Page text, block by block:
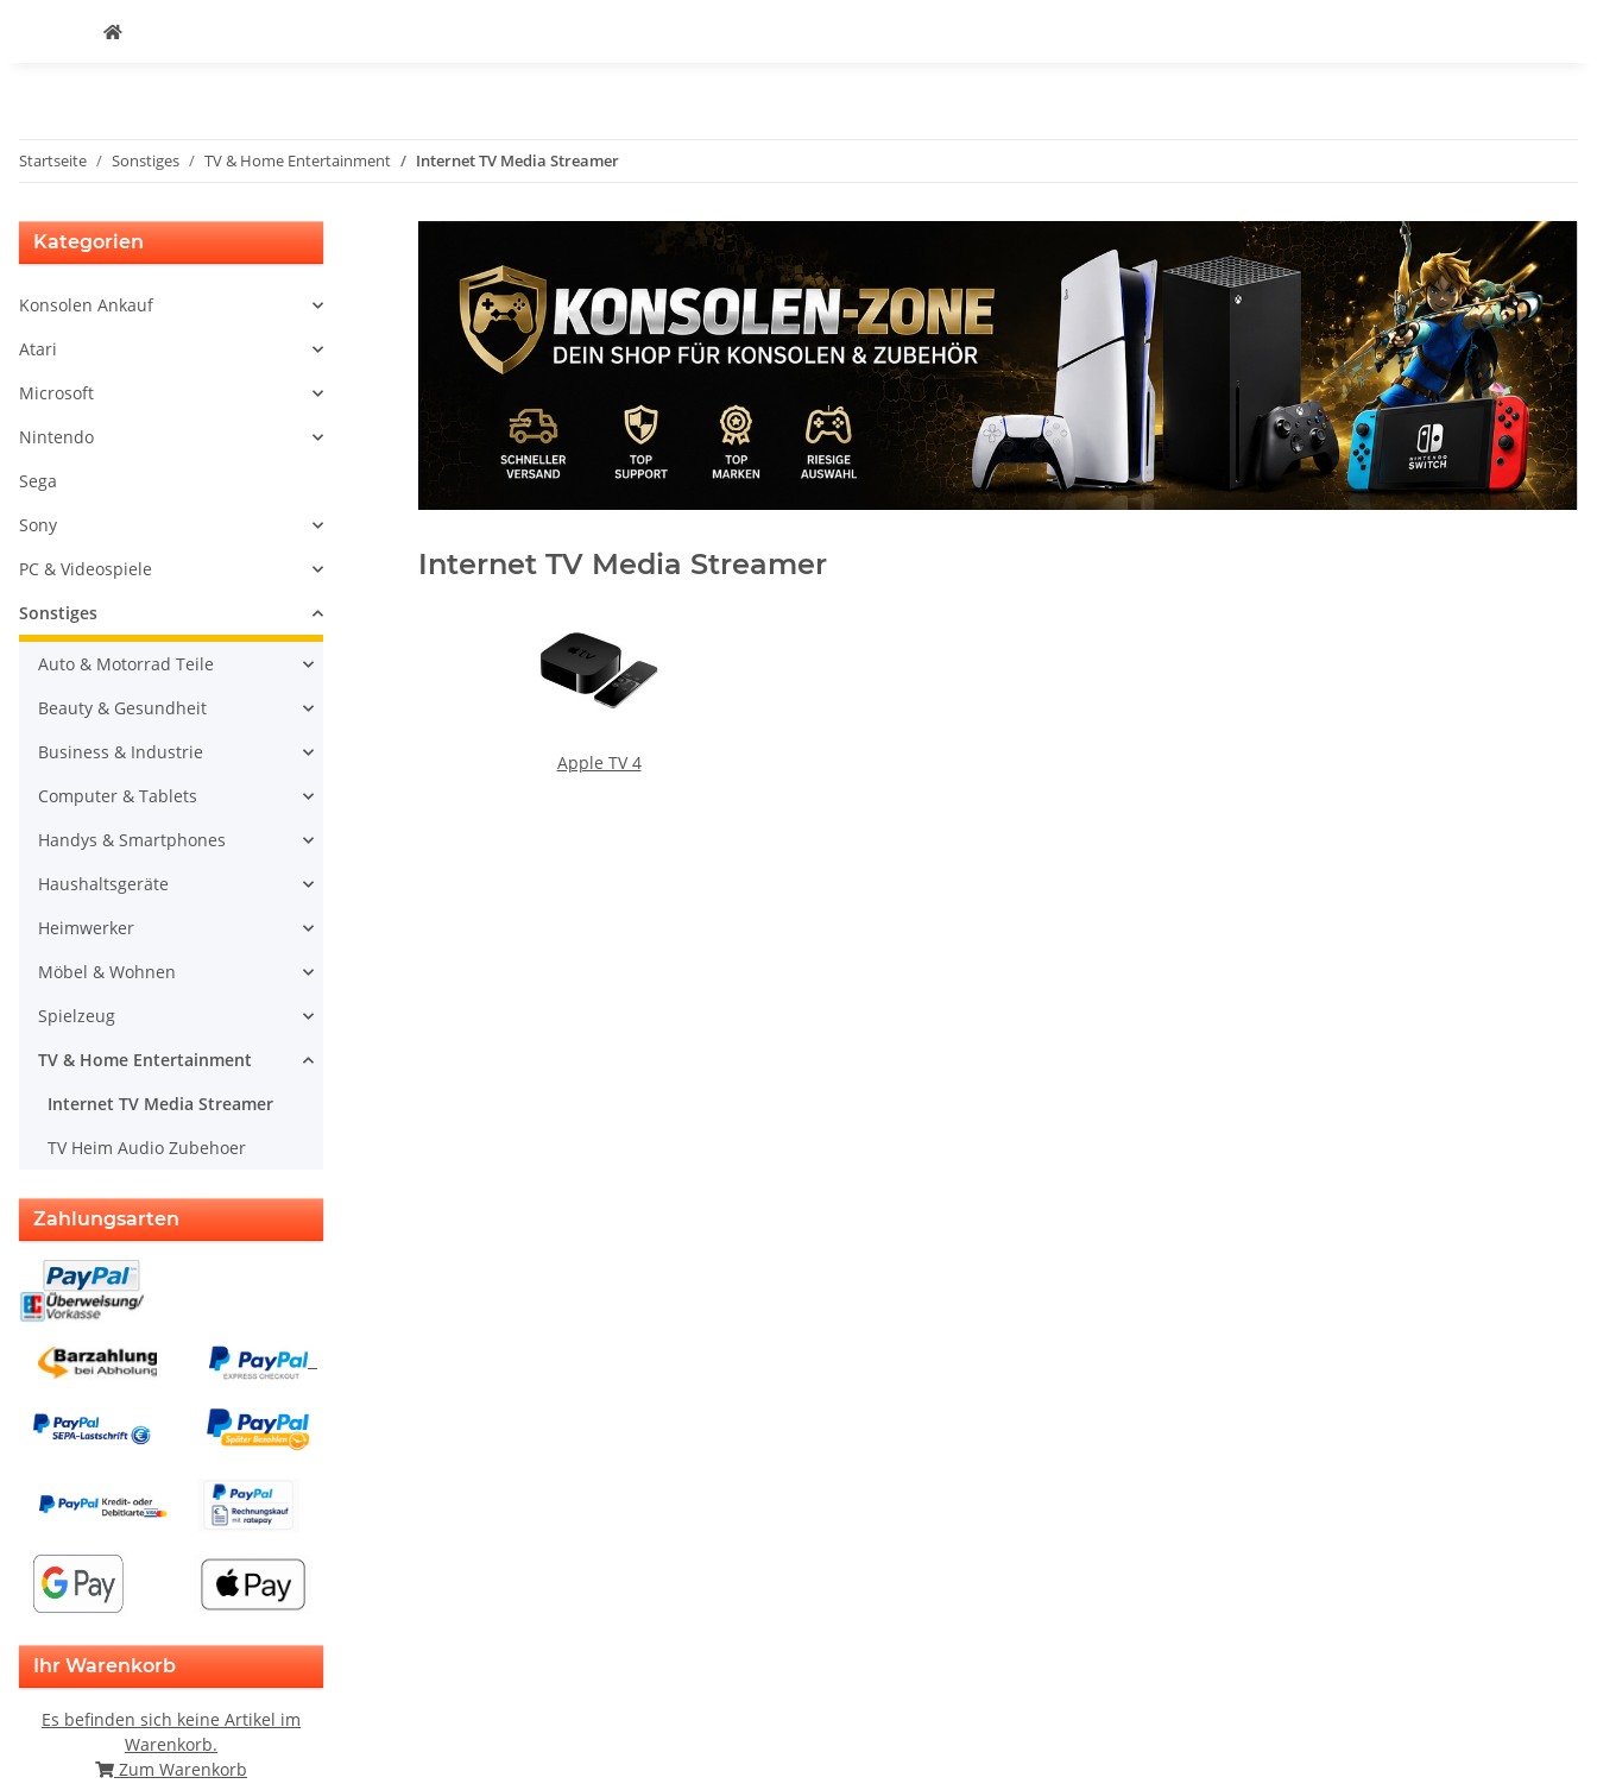
Startseite Sonstiges TV & Home Entertainment Internet TV Media Streamer
Internet TV Media Streamer
Apple TV 4
Kategorien
Konsolen Ankauf
Atari
Microsoft
Nintendo
Sega
Sony
PC & Videospiele
Sonstiges
Auto & Motorrad Teile
Beauty & Gesundheit
Business & Industrie
Computer & Tablets
Handys & Smartphones
Haushaltsgeräte
Heimwerker
Möbel & Wohnen
Spielzeug
TV & Home Entertainment
Internet TV Media Streamer
TV Heim Audio Zubehoer
Zahlungsarten
Ihr Warenkorb
Es befinden sich keine Artikel im
Warenkorb.
Zum Warenkorb